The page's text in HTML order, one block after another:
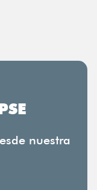
nuestra